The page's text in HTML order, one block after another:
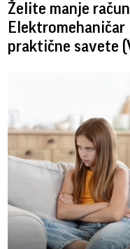
Želite manje
praktične savete